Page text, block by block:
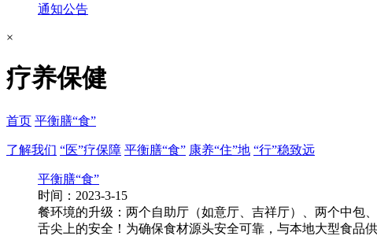
通知公告
×
疗养保健
首页 平衡膳“食”
了解我们 “医”疗保障 平衡膳“食” 康养“住”地 “行”稳致远
平衡膳“食”
时间：2023-3-15
餐环境的升级：两个自助厅（如意厅、吉祥厅）、两个中包
舌尖上的安全！为确保食材源头安全可靠，与本地大型食